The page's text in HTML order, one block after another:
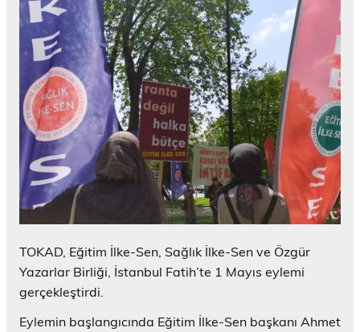
TOKAD, Eğitim İlke-Sen, Sağlık İlke-Sen ve Özgür
Yazarlar Birliği, İstanbul Fatih’te 1 Mayıs eylemi
gerçekleştirdi.
Eylemin başlangıcında Eğitim İlke-Sen başkanı Ahmet